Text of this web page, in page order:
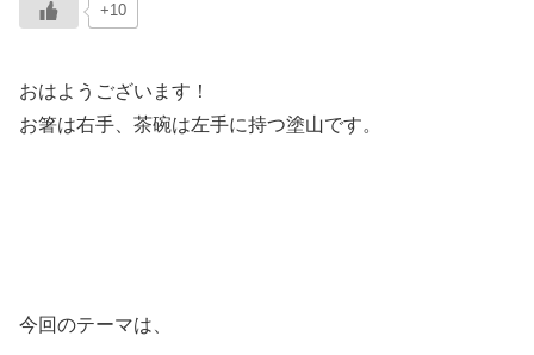
+10
おはようございます！
お箸は右手、茶碗は左手に持つ塗山です。
今回のテーマは、